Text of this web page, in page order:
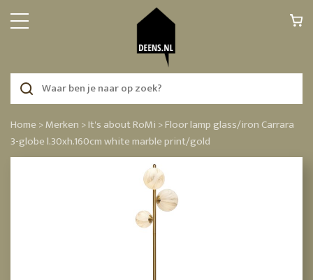
Home >Merken >It's about RoMi >Floor lamp glass/iron Carrara
3-globe l.30xh.160cm white marble print/gold